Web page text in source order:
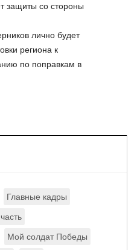
защиты со стороны
лично будет
региона к
по поправкам в
Главные кадры
Мой солдат Победы